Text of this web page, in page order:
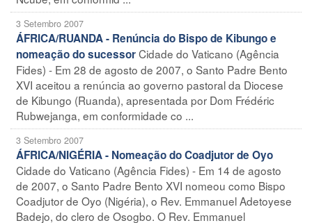
3 Setembro 2007
ÁFRICA/RUANDA - Renúncia do Bispo de Kibungo e
nomeação do sucessorCidade do Vaticano (Agência
Fides) - Em 28 de agosto de 2007, o Santo Padre Bento
XVI aceitou a renúncia ao governo pastoral da Diocese
de Kibungo (Ruanda), apresentada por Dom Frédéric
Rubwejanga, em conformidade co ...
3 Setembro 2007
ÁFRICA/NIGÉRIA - Nomeação do Coadjutor de Oyo
Cidade do Vaticano (Agência Fides) - Em 14 de agosto
de 2007, o Santo Padre Bento XVI nomeou como Bispo
Coadjutor de Oyo (Nigéria), o Rev. Emmanuel Adetoyese
Badejo, do clero de Osogbo. O Rev. Emmanuel